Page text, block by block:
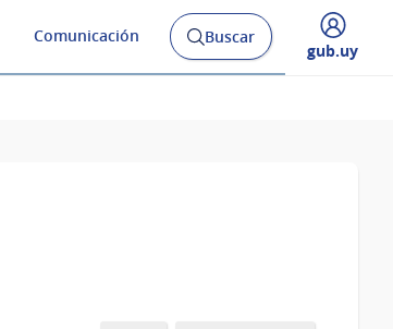
Comunicación
Abrir
buscador
Buscar
Desplegar
gub.uy